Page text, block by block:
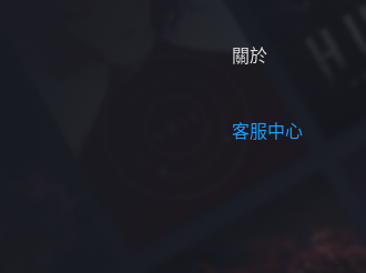
關於
客服中心